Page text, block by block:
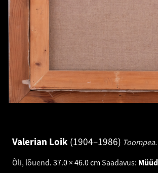
Valerian Loik 1904–1986 Toompea.
Õli, lõuend. 37.0 × 46.0 cm Saadavus: